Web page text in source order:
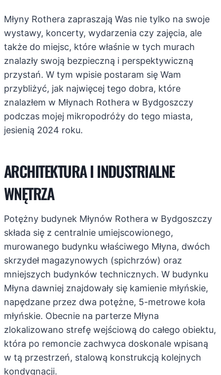
Młyny Rothera zapraszają Was nie tylko na swoje
wystawy, koncerty, wydarzenia czy zajęcia, ale
także do miejsc, które właśnie w tych murach
znalazły swoją bezpieczną i perspektywiczną
przystań. W tym wpisie postaram się Wam
przybliżyć, jak najwięcej tego dobra, które
znalazłem w Młynach Rothera w Bydgoszczy
podczas mojej mikropodróży do tego miasta,
jesienią 2024 roku.
ARCHITEKTURA I INDUSTRIALNE
WNĘTRZA
Potężny budynek Młynów Rothera w Bydgoszczy
składa się z centralnie umiejscowionego,
murowanego budynku właściwego Młyna, dwóch
skrzydeł magazynowych (spichrzów) oraz
mniejszych budynków technicznych. W budynku
Młyna dawniej znajdowały się kamienie młyńskie,
napędzane przez dwa potężne, 5-metrowe koła
młyńskie. Obecnie na parterze Młyna
zlokalizowano strefę wejściową do całego obiektu,
która po remoncie zachwyca doskonale wpisaną
w tą przestrzeń, stalową konstrukcją kolejnych
kondygnacji.